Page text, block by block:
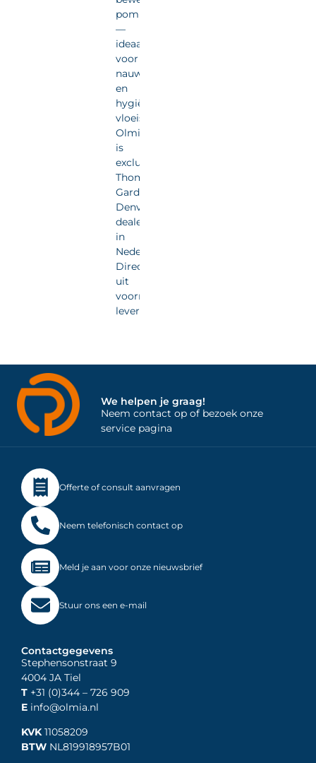
pompdelen
—
ideaal
voor
nauwkeurige
en
hygiënische
vloeistofdosering.
Olmia
is
exclusief
Thomas
Gardner
Denver
dealer
in
Nederland.
Direct
uit
voorraad
leverbaar.
We helpen je graag!
Neem contact op of bezoek onze
service pagina
Offerte of consult aanvragen
Neem telefonisch contact op
Meld je aan voor onze nieuwsbrief
Stuur ons een e-mail
Contactgegevens
Stephensonstraat 9
4004 JA Tiel
T +31 (0)344 – 726 909
E info@olmia.nl
KVK11058209
BTW NL819918957B01